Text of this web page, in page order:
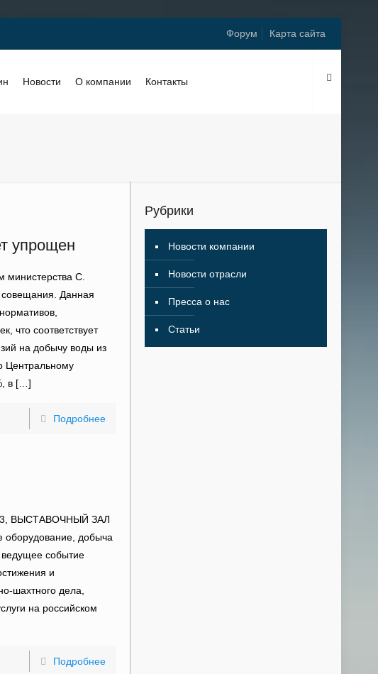
Форум Карта сайта
Новости О компании Контакты
упрощен
С.
совещания. Данная
что соответствует
на добычу воды из
Центральному
в[…]
Подробнее
3, ВЫСТАВОЧНЫЙ ЗАЛ
оборудование, добыча
событие
и
шахтного дела,
на российском
Подробнее
Рубрики
Новости компании
Новости отрасли
Пресса о нас
Статьи